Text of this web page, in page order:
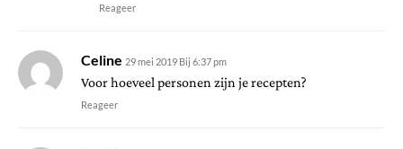
Reageer
Celine 29 mei 2019 Bij 6:37 pm
Voor hoeveel personen zijn je recepten?
Reageer